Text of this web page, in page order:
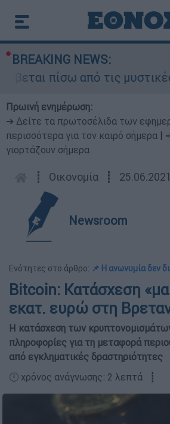
BREAKING NEWS:
πίσω από τις μυστικές
Πρωινή ενημέρωση:
➔ Δείτε τα πρωτοσέλιδα των
περισσότερα για τον καιρό σήμερα
γιορτάζουν σήμερα
┋ Οικονομία ┋
Newsroom
Ενότητες στο άρθρο: 📌 Η ανωνυμία δεν
Bitcoin: Κατάσχεση
εκατ. ευρώ στη
Η κατάσχεση των
πληροφορίες για τη μεταφορά
από εγκληματικές δραστηριότητες
🕛 χρόνος ανάγνωσης: 2 λεπτά ┋